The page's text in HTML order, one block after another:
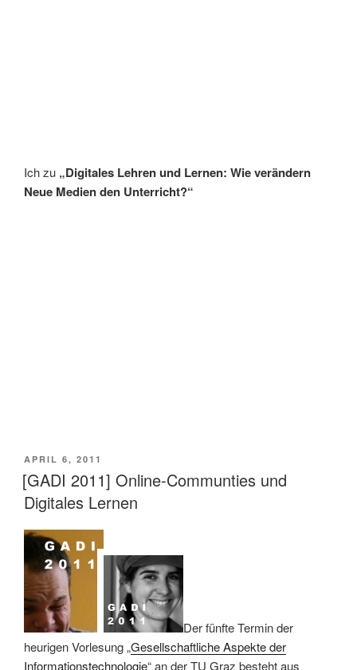
Ich zu „Digitales Lehren und Lernen: Wie verändern
Neue Medien den Unterricht?“
VERÖFFENTLICHT
AM
APRIL 6, 2011
[GADI 2011] Online-Communties und
Digitales Lernen
Der fünfte Termin der
heurigen Vorlesung „Gesellschaftliche Aspekte der
Informationstechnologie“ an der TU Graz besteht aus